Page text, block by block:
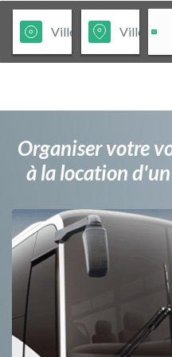
Organiser votre
à la location